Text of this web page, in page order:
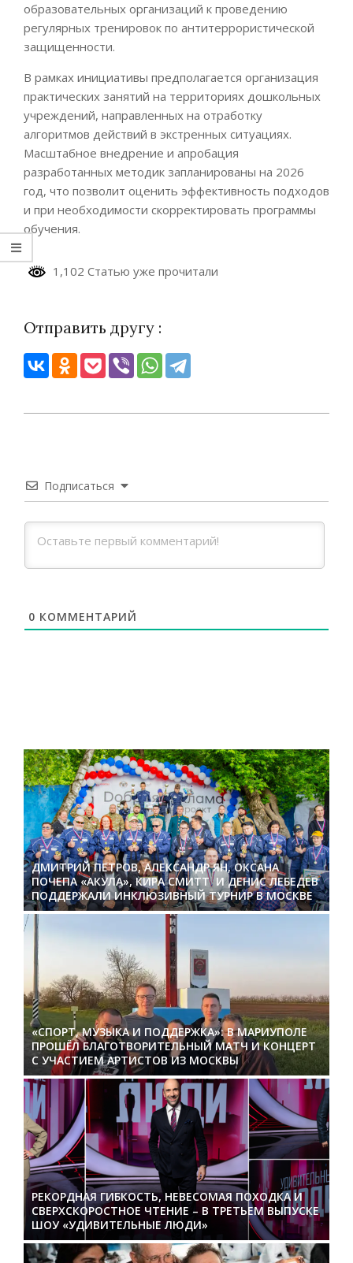
образовательных организаций к проведению
регулярных тренировок по антитеррористической
защищенности.
В рамках инициативы предполагается организация
практических занятий на территориях дошкольных
учреждений, направленных на отработку
алгоритмов действий в экстренных ситуациях.
Масштабное внедрение и апробация
разработанных методик запланированы на 2026
год, что позволит оценить эффективность подходов
и при необходимости скорректировать программы
обучения.
1,102 Статью уже прочитали
Отправить другу :
Подписаться
0 КОММЕНТАРИЙ
ДМИТРИЙ ПЕТРОВ, АЛЕКСАНДР ЯН, ОКСАНА
ПОЧЕПА «АКУЛА», КИРА СМИТТ И ДЕНИС ЛЕБЕДЕВ
ПОДДЕРЖАЛИ ИНКЛЮЗИВНЫЙ ТУРНИР В МОСКВЕ
«СПОРТ, МУЗЫКА И ПОДДЕРЖКА»: В МАРИУПОЛЕ
ПРОШЁЛ БЛАГОТВОРИТЕЛЬНЫЙ МАТЧ И КОНЦЕРТ
С УЧАСТИЕМ АРТИСТОВ ИЗ МОСКВЫ
РЕКОРДНАЯ ГИБКОСТЬ, НЕВЕСОМАЯ ПОХОДКА И
СВЕРХСКОРОСТНОЕ ЧТЕНИЕ – В ТРЕТЬЕМ ВЫПУСКЕ
ШОУ «УДИВИТЕЛЬНЫЕ ЛЮДИ»